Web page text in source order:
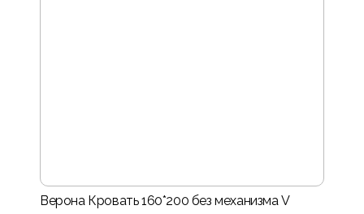
Верона Кровать 160*200 без механизма V